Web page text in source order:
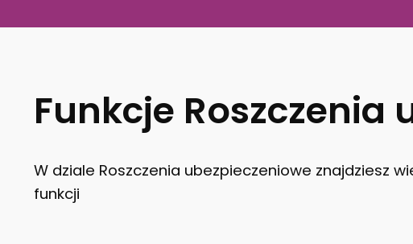
Funkcje Roszczenia
W dziale Roszczenia ubezpieczeniowe znajdziesz
funkcji